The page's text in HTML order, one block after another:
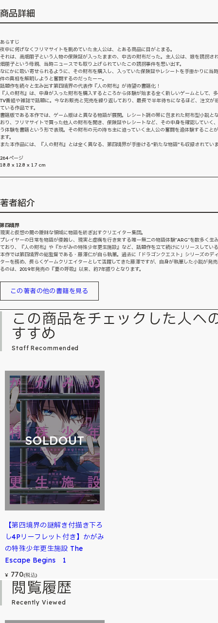
商品詳細
あらすじ
夜中に何げなくフリマサイトを眺めていた主人公は、とある商品に目がとまる。
それは、高畑朋子という人物の保険証が入ったままの、中古の財布だった。主人公は、娘を誘拐さ
畑朋子という母親、当時ニュースでも取り上げられていたこの誘拐事件を思い出す。
なにかに吸い寄せられるように、その財布を購入し、入っていた保険証やレシートを手掛かりに当
件の真相を解明しようと奮闘するのだったーー。
話題作を続々と生み出す第四境界の代表作『人の財布』が待望の書籍化！
『人の財布』は、中身が入った財布を購入するところから体験が始まる全く新しいゲームとして、
TV番組や雑誌で話題に。今なお販売と完売を繰り返しており、最長で半年待ちになるほど、注文が
ている作品です。
書籍版である本作では、ゲーム版はと異なる物語が展開。レシート調の帯に包まれた財布型小説と
おり、フリマサイトで買った他人の財布を開き、保険証やレシートなど、その中身を確認していく
う体験を書籍という形で表現。その財布の元の持ち主に迫っていく主人公の奮闘を追体験すること
ます。
また本作品には、『人の財布』とは全く異なる、第四境界が手掛ける“新たな物語”も収録されてい
264ページ
18.8 x 12.8 x 1.7 cm
著者紹介
第四境界
現実と仮想の間の曖昧な領域に物語を紡ぎ出すクリエイター集団。
プレイヤーの日常を物語が侵蝕し、現実と虚構を行き来する唯一無二の物語体験"ARG"を数多く生
ており、『人の財布』や『かがみの特殊少年更生施設』など、話題作を立て続けにリリースしてい
本作では第四境界の総監督である・藤澤仁が自ら執筆。過去に「ドラゴンクエスト」シリーズのデ
ターを務め、長らくゲームクリエイターとして活躍してきた藤澤ですが、自身が執筆した小説が発
るのは、2019年発売の『夏の呼吸』以来、約7年振りとなります。
この著者の他の書籍を見る
この商品をチェックした人へ
すすめ
Staff Recommended
SOLDOUT
【第四境界の謎解き付描き下ろ
し4Pリーフレット付き】かがみ
の特殊少年更生施設 The
Escape Begins 1
¥ 770(税込)
閲覧履歴
Recently Viewed